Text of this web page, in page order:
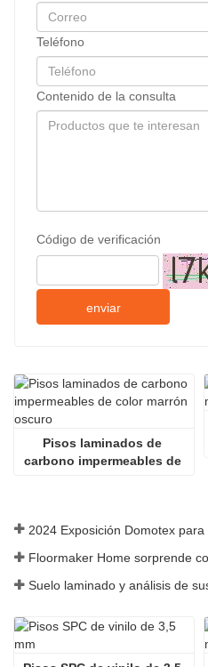
Teléfono
Contenido de la consulta
Código de verificación
enviar
Pisos laminados de
carbono impermeables de